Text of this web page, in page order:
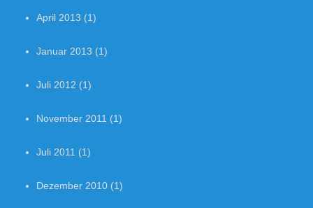
April 2013 (1)
Januar 2013 (1)
Juli 2012 (1)
November 2011 (1)
Juli 2011 (1)
Dezember 2010 (1)